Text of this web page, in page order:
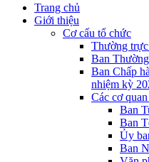
Trang chủ
Giới thiệu
Cơ cấu tổ chức
Thường
Ban
Ban Chấp
nhiệm kỳ
Các cơ
Ban
Ban
Ủy
Ban